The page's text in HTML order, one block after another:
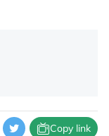
Copy link